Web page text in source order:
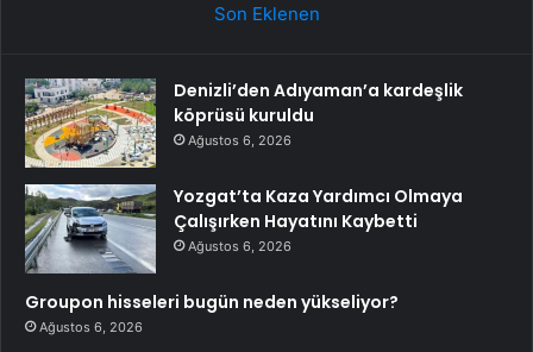
Son Eklenen
Denizli’den Adıyaman’a kardeşlik
köprüsü kuruldu
Ağustos 6, 2026
Yozgat’ta Kaza Yardımcı Olmaya
Çalışırken Hayatını Kaybetti
Ağustos 6, 2026
Groupon hisseleri bugün neden yükseliyor?
Ağustos 6, 2026